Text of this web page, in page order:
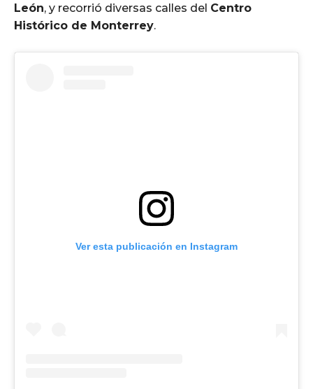
León, y recorrió diversas calles del Centro
Histórico de Monterrey.
Ver esta publicación en Instagram